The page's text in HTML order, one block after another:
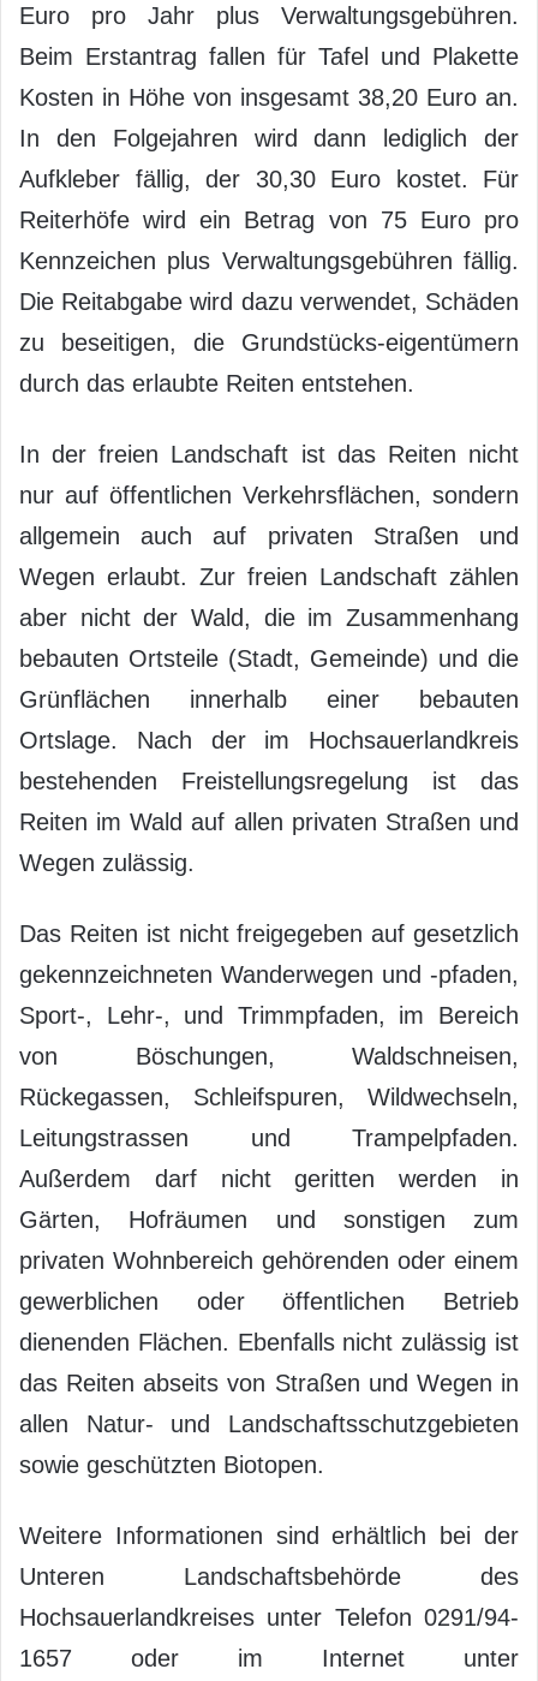
Euro pro Jahr plus Verwaltungsgebühren.
Beim Erstantrag fallen für Tafel und Plakette
Kosten in Höhe von insgesamt 38,20 Euro an.
In den Folgejahren wird dann lediglich der
Aufkleber fällig, der 30,30 Euro kostet. Für
Reiterhöfe wird ein Betrag von 75 Euro pro
Kennzeichen plus Verwaltungsgebühren fällig.
Die Reitabgabe wird dazu verwendet, Schäden
zu beseitigen, die Grundstücks-eigentümern
durch das erlaubte Reiten entstehen.
In der freien Landschaft ist das Reiten nicht
nur auf öffentlichen Verkehrsflächen, sondern
allgemein auch auf privaten Straßen und
Wegen erlaubt. Zur freien Landschaft zählen
aber nicht der Wald, die im Zusammenhang
bebauten Ortsteile (Stadt, Gemeinde) und die
Grünflächen innerhalb einer bebauten
Ortslage. Nach der im Hochsauerlandkreis
bestehenden Freistellungsregelung ist das
Reiten im Wald auf allen privaten Straßen und
Wegen zulässig.
Das Reiten ist nicht freigegeben auf gesetzlich
gekennzeichneten Wanderwegen und -pfaden,
Sport-, Lehr-, und Trimmpfaden, im Bereich
von Böschungen, Waldschneisen,
Rückegassen, Schleifspuren, Wildwechseln,
Leitungstrassen und Trampelpfaden.
Außerdem darf nicht geritten werden in
Gärten, Hofräumen und sonstigen zum
privaten Wohnbereich gehörenden oder einem
gewerblichen oder öffentlichen Betrieb
dienenden Flächen. Ebenfalls nicht zulässig ist
das Reiten abseits von Straßen und Wegen in
allen Natur- und Landschaftsschutzgebieten
sowie geschützten Biotopen.
Weitere Informationen sind erhältlich bei der
Unteren Landschaftsbehörde des
Hochsauerlandkreises unter Telefon 0291/94-
1657 oder im Internet unter